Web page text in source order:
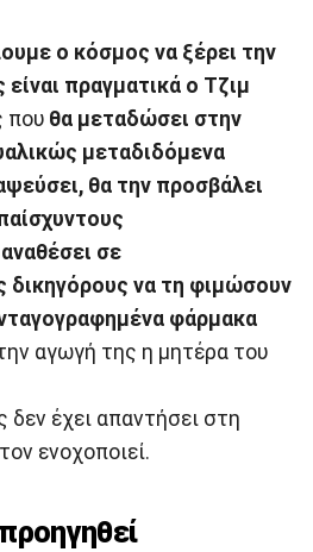
ο κόσμος να ξέρει την
είναι πραγματικά ο Tζιμ
που θα μεταδώσει στην
μεταδιδόμενα
θα την προσβάλει
σε
δικηγόρους να τη φιμώσουν
φάρμακα
αγωγή της η μητέρα του
έχει απαντήσει στη
ενοχοποιεί.